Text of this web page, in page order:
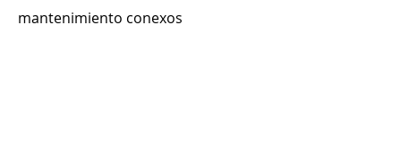
mantenimiento conexos